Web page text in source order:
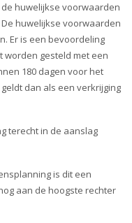
huwelijkse voorwaarden
huwelijkse voorwaarden
Er is een bevoordeling
worden gesteld met een
180 dagen voor het
dan als een verkrijging
terecht in de aanslag
is dit een
aan de hoogste rechter